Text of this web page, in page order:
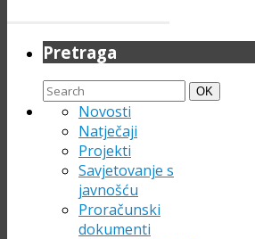
Pretraga
Search
for:
Search
OK
Novosti
Natječaji
Projekti
Savjetovanje s
javnošću
Proračunski
dokumenti